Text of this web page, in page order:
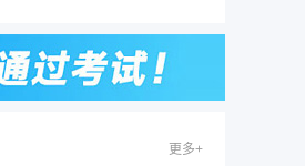
更多+